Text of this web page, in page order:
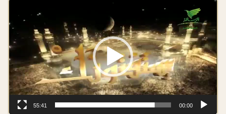
Player
00:00
55:41